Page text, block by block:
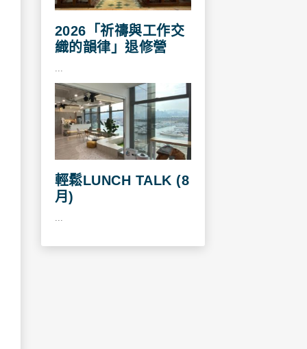
2026「祈禱與工作交
織的韻律」退修營
輕鬆LUNCH TALK (8
月)